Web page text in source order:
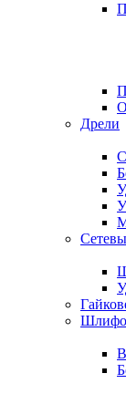
Дрели